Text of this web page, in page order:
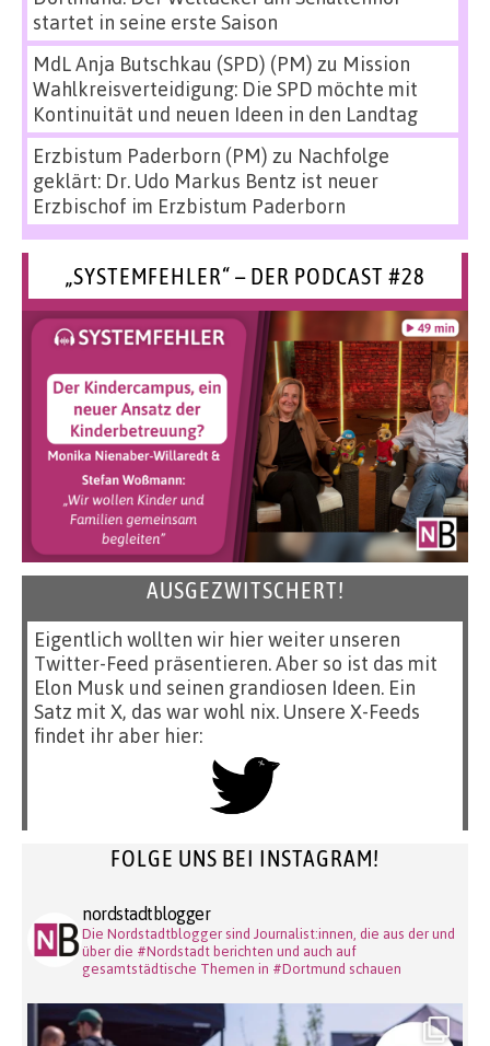
startet in seine erste Saison
MdL Anja Butschkau (SPD) (PM) zu Mission
Wahlkreisverteidigung: Die SPD möchte mit
Kontinuität und neuen Ideen in den Landtag
Erzbistum Paderborn (PM) zu Nachfolge
geklärt: Dr. Udo Markus Bentz ist neuer
Erzbischof im Erzbistum Paderborn
„SYSTEMFEHLER“ – DER PODCAST #28
AUSGEZWITSCHERT!
Eigentlich wollten wir hier weiter unseren
Twitter-Feed präsentieren. Aber so ist das mit
Elon Musk und seinen grandiosen Ideen. Ein
Satz mit X, das war wohl nix. Unsere X-Feeds
findet ihr aber hier:
FOLGE UNS BEI INSTAGRAM!
nordstadtblogger
Die Nordstadtblogger sind Journalist:innen, die aus der und
über die #Nordstadt berichten und auch auf
gesamtstädtische Themen in #Dortmund schauen